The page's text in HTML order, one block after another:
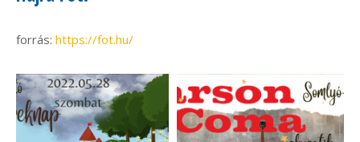
forrás: https://fot.hu/